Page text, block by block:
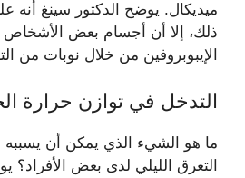
ميديكال. يوضح الدكتور سينغ أنه
ذلك، إلا أن أجسام بعض الأشخاص
الإيبوبروفين من خلال نوبات من
التدخل في توازن حرارة
ما هو الشيء الذي يمكن أن يسببه
التعرق الليلي لدى بعض الأفراد؟